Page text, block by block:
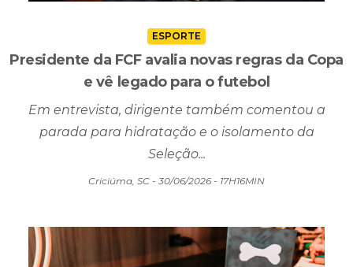
ESPORTE
Presidente da FCF avalia novas regras da Copa
e vê legado para o futebol
Em entrevista, dirigente também comentou a
parada para hidratação e o isolamento da
Criciúma, SC - 30/06/2026 - 17H16MIN